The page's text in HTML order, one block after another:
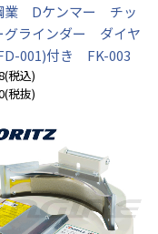
業 Dケンマー チッ
グラインダー ダイヤ
001)付き FK-003
(税込)
(税抜)
トへ進む